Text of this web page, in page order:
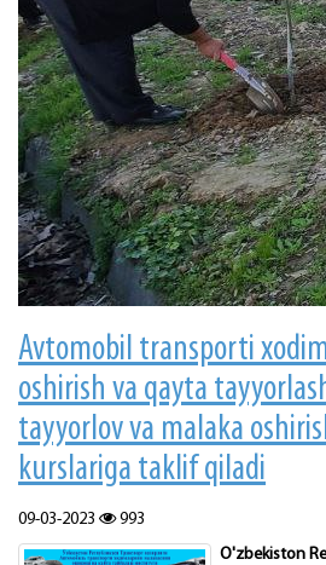
Avtomobil transporti
oshirish va qayta
tayyorlov va malaka
kurslariga taklif qiladi
09-03-2023
993
O'zbekiston